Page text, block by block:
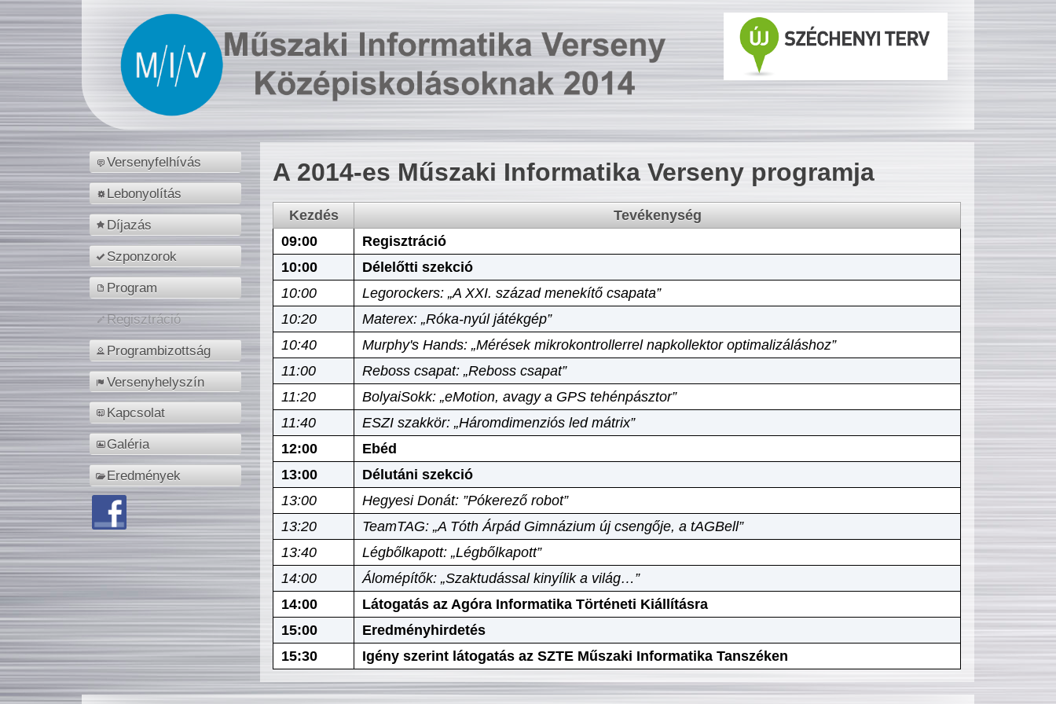
Versenyfelhívás
Lebonyolítás
Díjazás
Szponzorok
Program
Regisztráció
Programbizottság
Versenyhelyszín
Kapcsolat
Galéria
Eredmények
A 2014-es Műszaki Informatika Verseny programja
Kezdés
Tevékenység
09:00
Regisztráció
10:00
Délelőtti szekció
10:00
Legorockers: „A XXI. század menekítő csapata”
10:20
Materex: „Róka-nyúl játékgép”
10:40
Murphy's Hands: „Mérések mikrokontrollerrel napkollektor optimalizáláshoz”
11:00
Reboss csapat: „Reboss csapat”
11:20
BolyaiSokk: „eMotion, avagy a GPS tehénpásztor”
11:40
ESZI szakkör: „Háromdimenziós led mátrix”
12:00
Ebéd
13:00
Délutáni szekció
13:00
Hegyesi Donát: ”Pókerező robot”
13:20
TeamTAG: „A Tóth Árpád Gimnázium új csengője, a tAGBell”
13:40
Légbőlkapott: „Légbőlkapott”
14:00
Álomépítők: „Szaktudással kinyílik a világ…”
14:00
Látogatás az Agóra Informatika Történeti Kiállításra
15:00
Eredményhirdetés
15:30
Igény szerint látogatás az SZTE Műszaki Informatika Tanszéken